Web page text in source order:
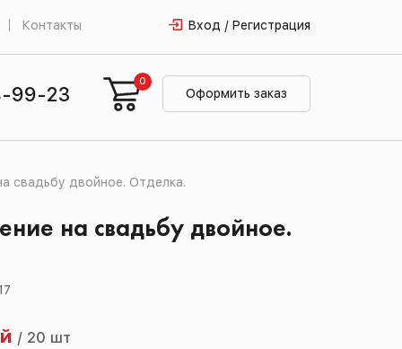
Контакты Вход / Регистрация
99-23 Оформить заказ
0
свадьбу двойное. Отделка.
на свадьбу двойное.
/ 20 шт